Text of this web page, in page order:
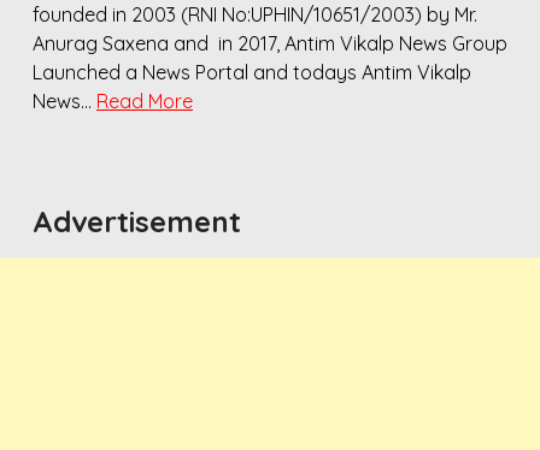
founded in 2003 (RNI No:UPHIN/10651/2003) by Mr.
Anurag Saxena and in 2017, Antim Vikalp News Group
Launched a News Portal and todays Antim Vikalp
News… Read More
Advertisement